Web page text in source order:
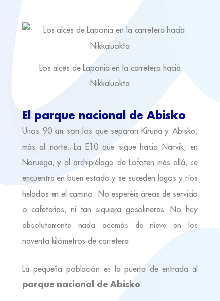
Los alces de Laponia en la carretera hacia
Nikkaluokta
El parque nacional de Abisko
Unos 90 km son los que separan Kiruna y Abisko,
más al norte. La E10 que sigue hacia Narvik, en
Noruega, y al archipiélago de Lofoten más allá, se
encuentra en buen estado y se suceden lagos y ríos
helados en el camino. No esperéis áreas de servicio
o cafeterías, ni tan siquiera gasolineras. No hay
absolutamente nada además de nieve en los
noventa kilómetros de carretera.
La pequeña población es la puerta de entrada al
parque nacional de Abisko.